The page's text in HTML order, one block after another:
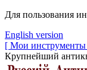
Для пользования
English version
[ Мои
Крупнейший